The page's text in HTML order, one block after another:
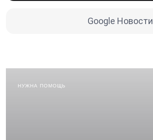
Google Новости
НУЖНА ПОМОЩЬ